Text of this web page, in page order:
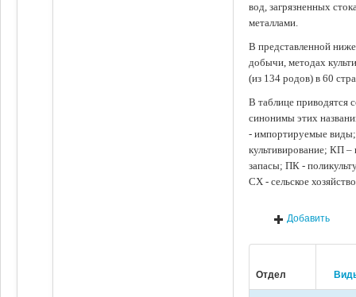
вод, загрязненных
металлами.
В представленной
добычи, методах
(из 134 родов) в 60
В таблице приводятся
синонимы этих
- импортируемые
культивирование; КП
запасы; ПК -
СХ - сельское
Добавить
Отдел